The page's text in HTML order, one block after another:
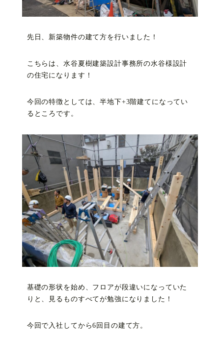
先日、新築物件の建て方を行いました！
こちらは、水谷夏樹建築設計事務所の水谷様設計
の住宅になります！
今回の特徴としては、半地下+3階建てになってい
るところです。
基礎の形状を始め、フロアが段違いになっていた
りと、見るものすべてが勉強になりました！
今回で入社してから6回目の建て方。